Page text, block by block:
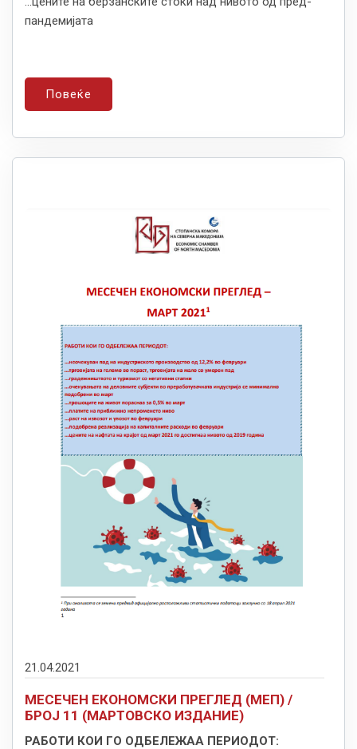
пандемијата
Повеќе
21.04.2021
МЕСЕЧEН ЕКОНОМСКИ ПРЕГЛЕД (МЕП) /
БРОЈ 11 (МАРТОВСКО ИЗДАНИЕ)
РАБОТИ КОИ ГО ОДБЕЛЕЖАА ПЕРИОДОТ: